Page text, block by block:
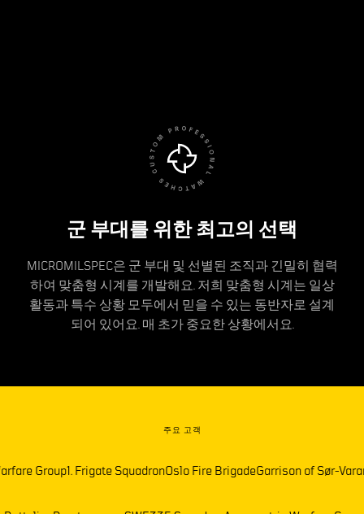
군 부대를 위한 최고의 선택
MICROMILSPEC은 군 부대 및 선별된 조직과 긴밀히 협력
하여 맞춤형 시계를 개발해요. 저희 맞춤형 시계는 일상
활동과 특수 상황 모두에서 믿을 수 있는 동반자로 설계
되어 있어요. 매 초가 중요한 상황에서요.
주요 고객
1. Frigate SquadronOslo Fire BrigadeGarrison of Sør-Varanger